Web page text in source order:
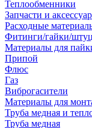
Теплообменники
Запчасти и
Расходные
Фитинги/гайки/
Материалы для
Припой
Флюс
Газ
Виброгасители
Материалы для
Труба медная и
Труба медная